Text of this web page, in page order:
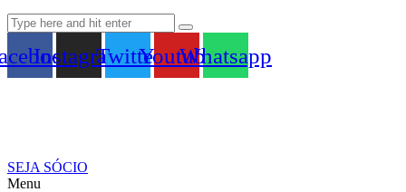
InstagramTwitterYoutubeWhatsapp
SEJA SÓCIO
Menu